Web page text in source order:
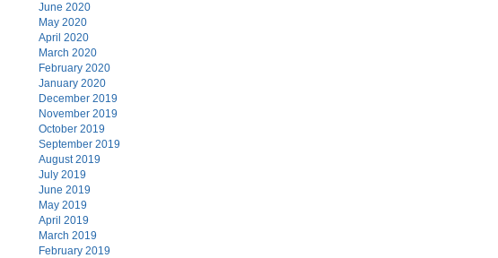
June 2020
May 2020
April 2020
March 2020
February 2020
January 2020
December 2019
November 2019
October 2019
September 2019
August 2019
July 2019
June 2019
May 2019
April 2019
March 2019
February 2019